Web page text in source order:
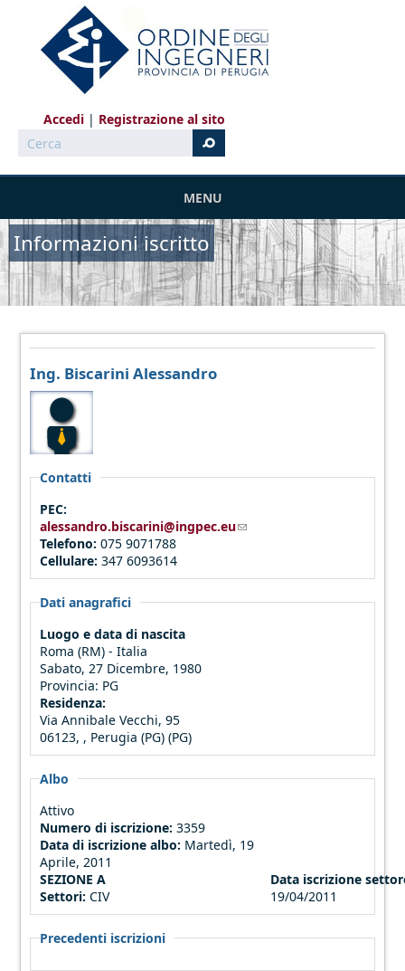
Salta al contenuto principale
Accedi
Registrazione al sito
Cerca
MENU
Informazioni iscritto
Ing. Biscarini Alessandro
Contatti
PEC:
alessandro.biscarini@ingpec.eu(link sends e-mail)
Telefono:075 9071788
Cellulare:347 6093614
Dati anagrafici
Luogo e data di nascita
Roma (RM) - Italia
Sabato, 27 Dicembre, 1980
Provincia: PG
Residenza:
Via Annibale Vecchi, 95
06123, , Perugia (PG) (PG)
Albo
Attivo
Numero di iscrizione: 3359
Data di iscrizione albo: Martedì, 19
Aprile, 2011
SEZIONE A
Settori: CIV
Data iscrizione
19/04/2011
Precedenti iscrizioni